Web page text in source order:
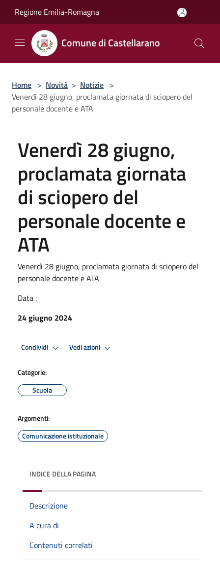
Regione Emilia-Romagna
Comune di Castellarano
Home > Novità > Notizie >
Venerdì 28 giugno, proclamata giornata di sciopero del
personale docente e ATA
Venerdì 28 giugno,
proclamata giornata
di sciopero del
personale docente e
ATA
Venerdì 28 giugno, proclamata giornata di sciopero del
personale docente e ATA
Data :
24 giugno 2024
Condividi Vedi azioni
Categorie:
Scuola
Argomenti:
Comunicazione istituzionale
INDICE DELLA PAGINA
Descrizione
A cura di
Contenuti correlati